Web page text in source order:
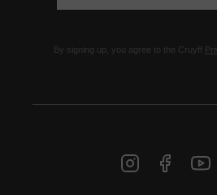
By signing up, you agree to the Cruyff